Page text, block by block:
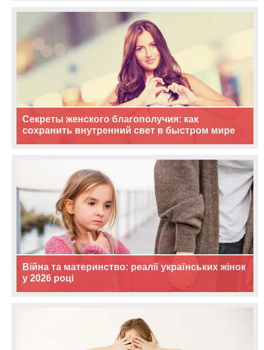
Секреты женского благополучия: как
сохранить внутренний свет в быстром мире
Війна та материнство: реалії українських жінок
у 2026 році